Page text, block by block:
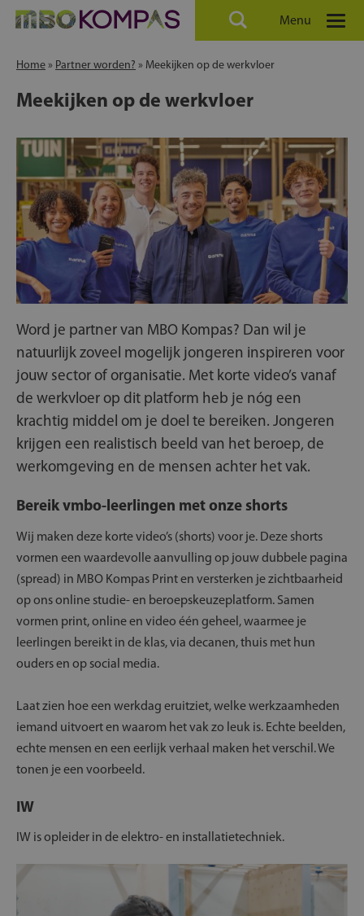
Menu
Home » Partner worden? » Meekijken op de werkvloer
Meekijken op de werkvloer
Word je partner van MBO Kompas? Dan wil je
natuurlijk zoveel mogelijk jongeren inspireren voor
jouw sector of organisatie. Met korte video’s vanaf
de werkvloer op dit platform heb je nóg een
krachtig middel om je doel te bereiken. Jongeren
krijgen een realistisch beeld van het beroep, de
werkomgeving en de mensen achter het vak.
Bereik vmbo-leerlingen met onze shorts
Wij maken deze korte video’s (shorts) voor je. Deze shorts
vormen een waardevolle aanvulling op jouw dubbele pagina
(spread) in MBO Kompas Print en versterken je zichtbaarheid
op ons online studie- en beroepskeuzeplatform. Samen
vormen print, online en video één geheel, waarmee je
leerlingen bereikt in de klas, via decanen, thuis met hun
ouders en op social media.
Laat zien hoe een werkdag eruitziet, welke werkzaamheden
iemand uitvoert en waarom het vak zo leuk is. Echte beelden,
echte mensen en een eerlijk verhaal maken het verschil. We
tonen je een voorbeeld.
IW
IW is opleider in de elektro- en installatietechniek.